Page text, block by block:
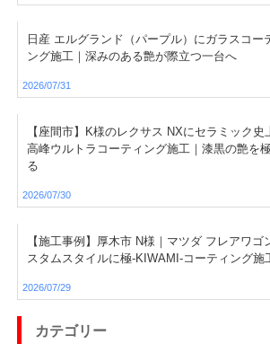
日産 エルグランド（パープル）にガラスコー
ング施工｜深みのある艶が際立つ一台へ
2026/07/31
【座間市】K様のレクサス NXにセラミック史
高峰ウルトラコーティング施工｜漆黒の艶を
る
2026/07/30
【施工事例】厚木市 N様｜マツダ フレアワゴ
スタムスタイルに極-KIWAMI-コーティング施
2026/07/29
カテゴリー